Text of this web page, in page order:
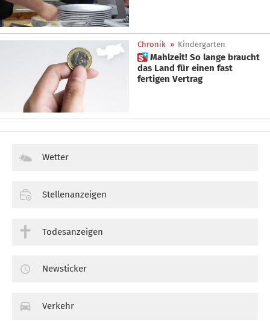
Chronik » Kindergarten
 Mahlzeit! So lange braucht
das Land für einen fast
fertigen Vertrag
Wetter
Stellenanzeigen
Todesanzeigen
Newsticker
Verkehr